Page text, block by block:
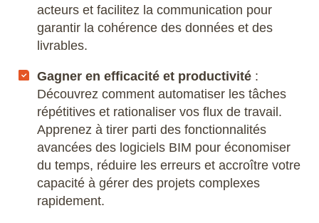
ZwCAD
acteurs et facilitez la communication pour
garantir la cohérence des données et des
livrables.
Gagner en efficacité et productivité:
Découvrez comment automatiser les tâches
répétitives et rationaliser vos flux de travail.
Apprenez à tirer parti des fonctionnalités
avancées des logiciels BIM pour économiser
du temps, réduire les erreurs et accroître votre
capacité à gérer des projets complexes
rapidement.